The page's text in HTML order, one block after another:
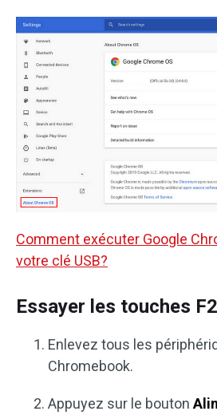
Comment exécuter Google
votre clé USB?
Essayer les touches
Enlevez tous les
Chromebook.
Appuyez sur le bouton